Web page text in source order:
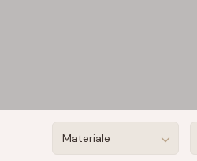
Materiale